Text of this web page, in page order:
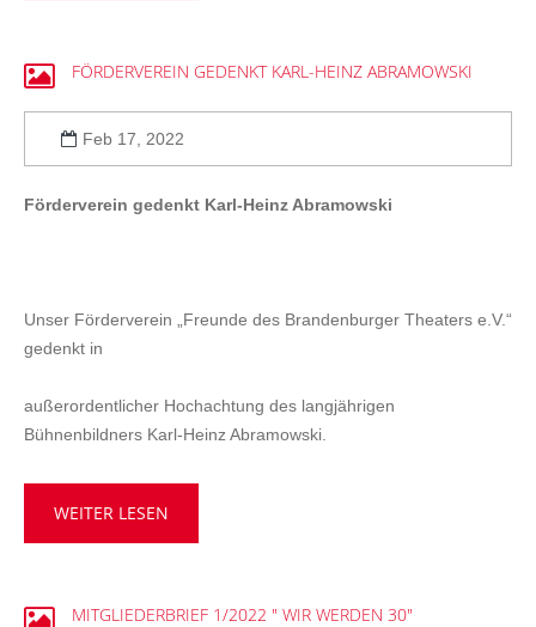
FÖRDERVEREIN GEDENKT KARL-HEINZ ABRAMOWSKI
Feb 17, 2022
Förderverein gedenkt Karl-Heinz Abramowski
Unser Förderverein „Freunde des Brandenburger Theaters e.V.“
gedenkt in
außerordentlicher Hochachtung des langjährigen
Bühnenbildners Karl-Heinz Abramowski.
WEITER LESEN
MITGLIEDERBRIEF 1/2022 " WIR WERDEN 30"